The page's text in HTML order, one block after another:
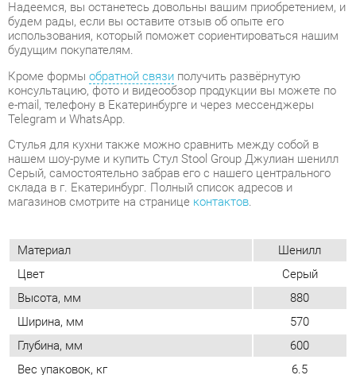
консультацию, фото и видеообзор продукции вы можете по
e-mail, телефону в Екатеринбурге и через мессенджеры
Telegram и WhatsApp.
Стулья для кухни также можно сравнить между собой в
нашем шоу-руме и купить Стул Stool Group Джулиан шенилл
Серый, самостоятельно забрав его с нашего центрального
склада в г. Екатеринбург. Полный список адресов и
магазинов смотрите на странице контактов
Материал
Шенилл
Цвет
Серый
Высота, мм
Глубина, мм
600
Вес упаковок, кг
6.5
Объем упаковок, м3
0.007
Форма
Квадратные
Обивка
Тканевая
Мягкая спинка
Да